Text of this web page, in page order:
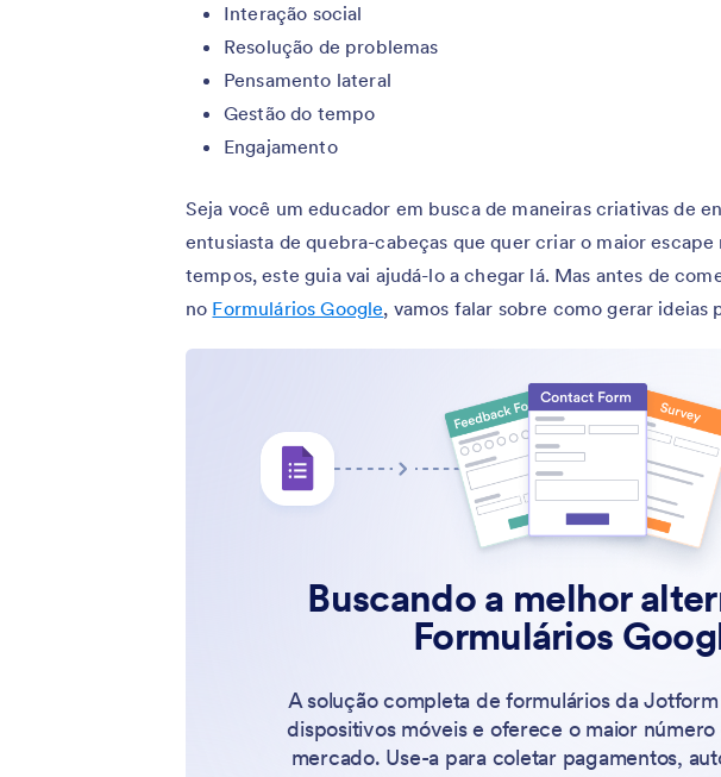
Interação social
Resolução de problemas
Pensamento lateral
Gestão do tempo
Engajamento
Seja você um educador em busca de maneiras criativas de
entusiasta de quebra-cabeças que quer criar o maior
tempos, este guia vai ajudá-lo a chegar lá. Mas antes de
no Formulários Google, vamos falar sobre como gerar ideias
Buscando a melhor
Formulários
A solução completa de formulários da
dispositivos móveis e oferece o maior
mercado. Use-a para coletar pagamentos,